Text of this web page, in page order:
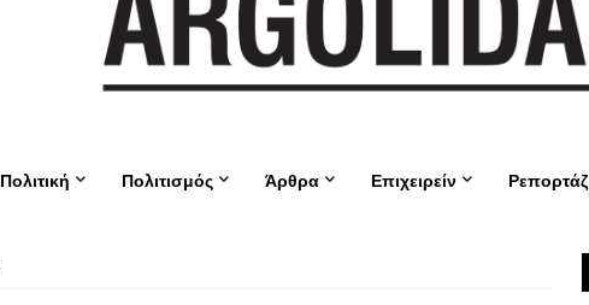
Πολιτική Πολιτισμός Άρθρα Επιχειρείν Ρεπορτάζ